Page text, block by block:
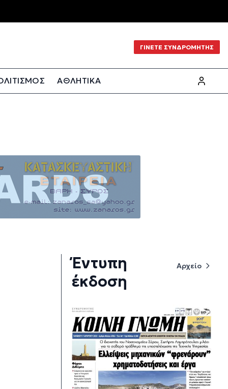
ΓΙΝΕΤΕ ΣΥΝΔΡΟΜΗΤΗΣ
ΑΘΛΗΤΙΚΑ
Έντυπη
έκδοση
Αρχείο